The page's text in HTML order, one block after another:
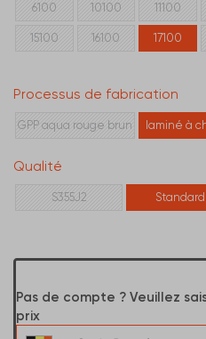
6100 10100 11100
15100 16100 17100
Processus de fabrication
GPP aqua rouge brun laminé à
Qualité
S355J2 Standard
Pas de compte ? Veuillez
prix